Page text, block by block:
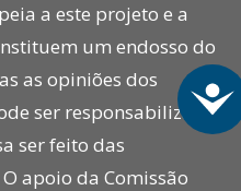
a este projeto e a
um endosso do
as opiniões dos
ser responsabilizada
ser feito das
apoio da Comissão